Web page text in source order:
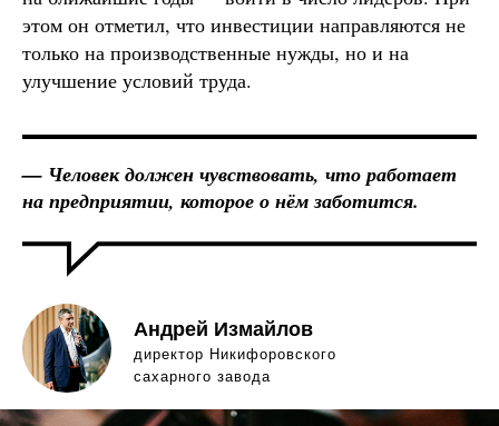
этом он отметил, что инвестиции направляются не
только на производственные нужды, но и на
улучшение условий труда.
— Человек должен чувствовать, что работает
на предприятии, которое о нём заботится.
Андрей Измайлов
директор Никифоровского
сахарного завода